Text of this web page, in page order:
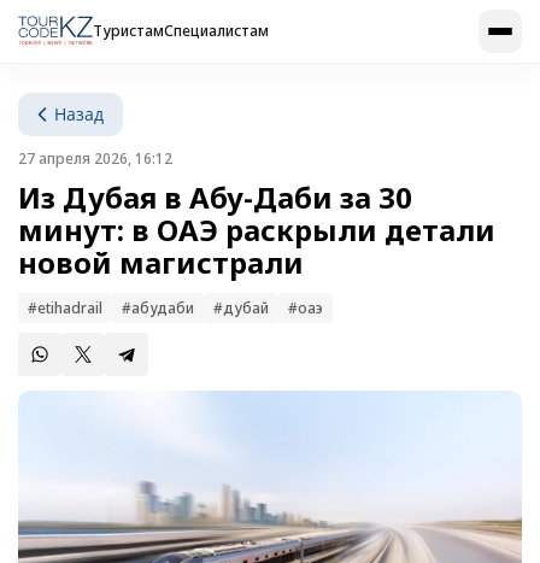
ТуристамСпециалистам
Назад
27 апреля 2026, 16:12
Из Дубая в Абу-Даби за 30
минут: в ОАЭ раскрыли детали
новой магистрали
#etihadrail #абудаби #дубай #оаэ